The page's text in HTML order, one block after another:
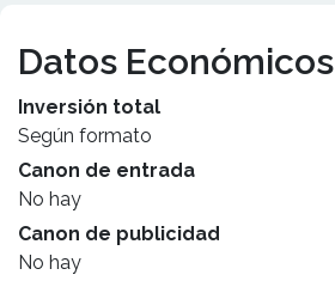
Datos Económicos
Inversión total
Según formato
Canon de entrada
No hay
Canon de publicidad
No hay